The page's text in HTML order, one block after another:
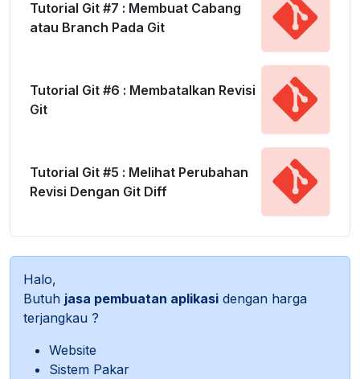
Tutorial Git #7 : Membuat Cabang
atau Branch Pada Git
Tutorial Git #6 : Membatalkan Revisi
Git
Tutorial Git #5 : Melihat Perubahan
Revisi Dengan Git Diff
Halo,
Butuh jasa pembuatan aplikasi dengan harga
terjangkau ?
Website
Sistem Pakar